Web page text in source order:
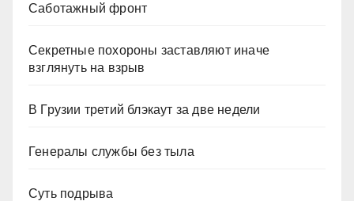
Саботажный фронт
Секретные похороны заставляют иначе
взглянуть на взрыв
В Грузии третий блэкаут за две недели
Генералы службы без тыла
Суть подрыва